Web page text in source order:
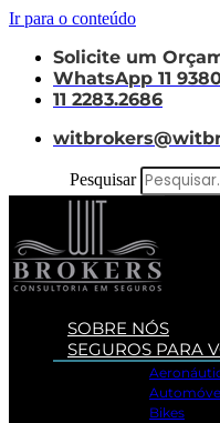
Ir para o conteúdo
Solicite um
WhatsApp 11
11 2283.2686
Pesquisar
SOBRE NÓS
SEGUROS PARA
Bikes